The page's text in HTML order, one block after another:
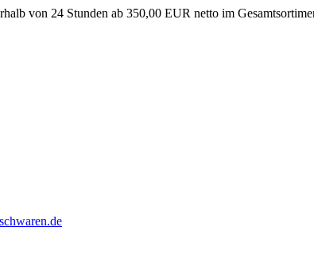
von 24 Stunden ab 350,00 EUR netto im